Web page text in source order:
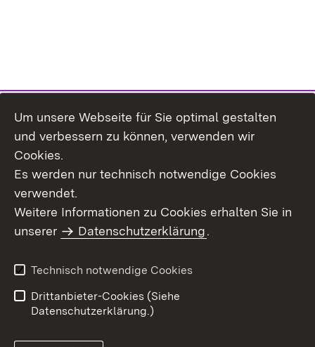
Themenübersicht
Barrierefreiheit
Um unsere Webseite für Sie optimal gestalten
und verbessern zu können, verwenden wir
Cookies.
Es werden nur technisch notwendige Cookies
verwendet.
Weitere Informationen zu Cookies erhalten Sie in
unserer
Datenschutzerklärung.
Technisch notwendige Cookies
Drittanbieter-Cookies (Siehe
Datenschutzerklärung.)